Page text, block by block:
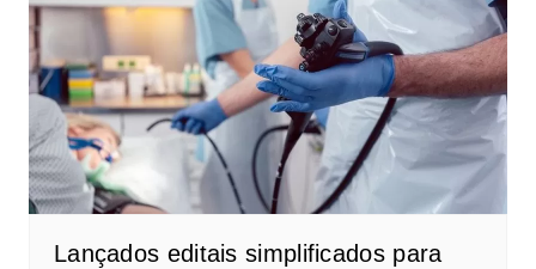
Lançados editais simplificados para